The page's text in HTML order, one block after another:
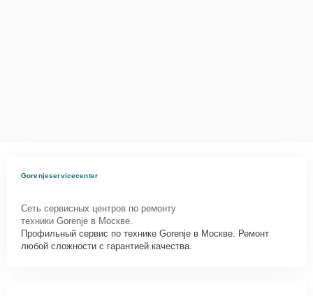
Gorenjeservicecenter
Сеть сервисных центров по ремонту
техники Gorenje в Москве.
Профильный сервис по технике Gorenje в Москве. Ремонт
любой сложности с гарантией качества.